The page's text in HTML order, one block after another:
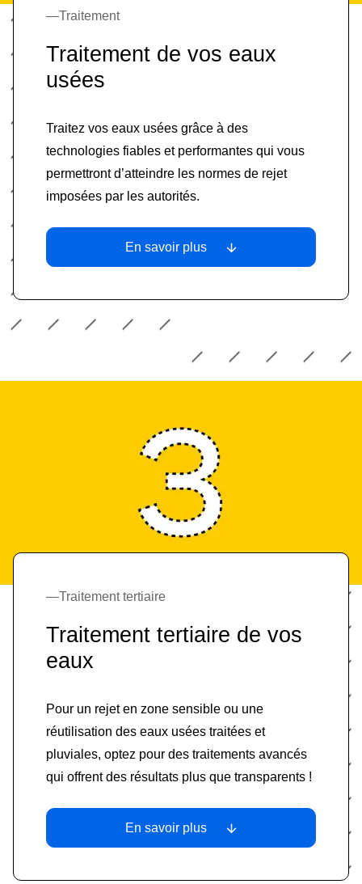
Traitement
Traitement de vos eaux
usées
Traitez vos eaux usées grâce à des
technologies fiables et performantes qui vous
permettront d’atteindre les normes de rejet
imposées par les autorités.
En savoir plus
Traitement tertiaire
Traitement tertiaire de vos
eaux
Pour un rejet en zone sensible ou une
réutilisation des eaux usées traitées et
pluviales, optez pour des traitements avancés
qui offrent des résultats plus que transparents !
En savoir plus